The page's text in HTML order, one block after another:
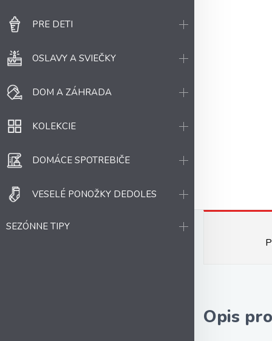
PRE DETI
OSLAVY A SVIEČKY
DOM A ZÁHRADA
KOLEKCIE
DOMÁCE SPOTREBIČE
VESELÉ PONOŽKY DEDOLES
SEZÓNNE TIPY
Opis